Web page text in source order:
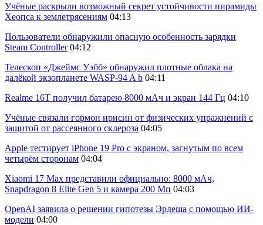
Учёные раскрыли возможный секрет устойчивости пирамиды
Хеопса к землетрясениям 04:13
Пользователи обнаружили опасную особенность зарядки
Steam Controller 04:12
Телескоп «Джеймс Уэбб» обнаружил плотные облака на
далёкой экзопланете WASP-94 A b 04:11
Realme 16T получил батарею 8000 мАч и экран 144 Гц 04:10
Учёные связали гормон ирисин от физических упражнений с
защитой от рассеянного склероза 04:05
Apple тестирует iPhone 19 Pro с экраном, загнутым по всем
четырём сторонам 04:04
Xiaomi 17 Max представили официально: 8000 мАч,
Snapdragon 8 Elite Gen 5 и камера 200 Мп 04:03
OpenAI заявила о решении гипотезы Эрдеша с помощью ИИ-
модели 04:00